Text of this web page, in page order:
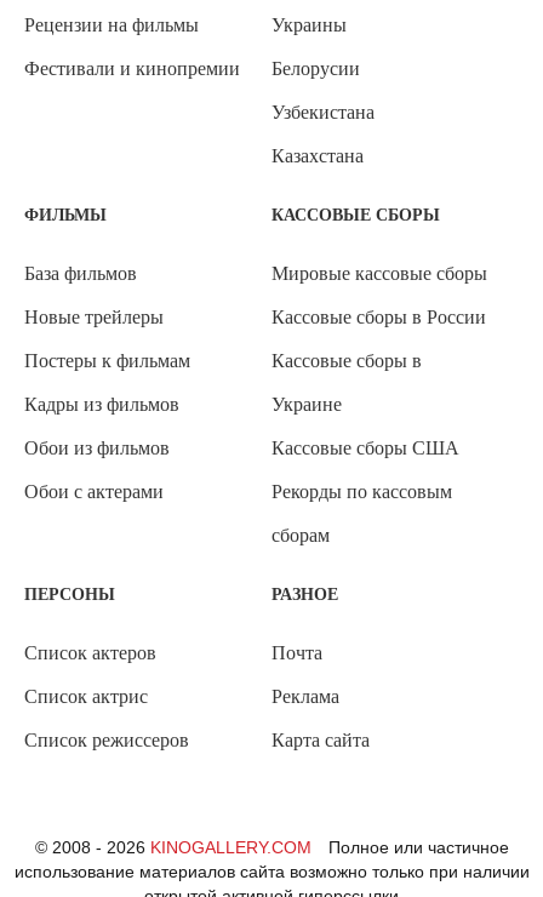
Рецензии на фильмы
Фестивали и кинопремии
Украины
Белорусии
Узбекистана
Казахстана
ФИЛЬМЫ
База фильмов
Новые трейлеры
Постеры к фильмам
Кадры из фильмов
Обои из фильмов
Обои с актерами
КАССОВЫЕ СБОРЫ
Мировые кассовые сборы
Кассовые сборы в России
Кассовые сборы в
Украине
Кассовые сборы США
Рекорды по кассовым
сборам
ПЕРСОНЫ
Список актеров
Список актрис
Список режиссеров
РАЗНОЕ
Почта
Реклама
Карта сайта
© 2008 - 2026 KINOGALLERY.COM
Полное или частичное
использование материалов сайта возможно только при наличии